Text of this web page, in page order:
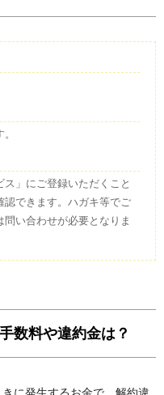
」にご登録いただくこと
認できます。ハガキ等でご
い合わせが必要となりま
数料や違約金は？